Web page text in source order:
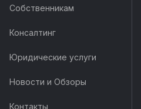
Собственникам
Консалтинг
Юридические услуги
Новости и Обзоры
Контакты